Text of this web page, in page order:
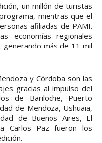
un millón de turistas
mientras que el
afiliadas de PAMI.
economías regionales
generando más de 11 mil
y Córdoba son las
gracias al impulso del
de Bariloche, Puerto
de Mendoza, Ushuaia,
de Buenos Aires, El
Carlos Paz fueron los